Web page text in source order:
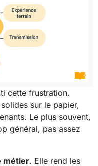
cette frustration.
sur le papier,
Le plus souvent,
général, pas assez
métier. Elle rend les